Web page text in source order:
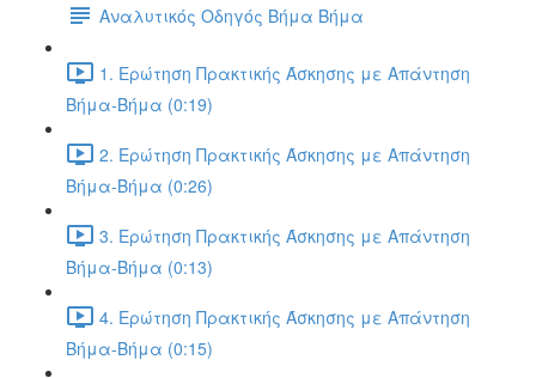
Αναλυτικός Οδηγός Βήμα Βήμα
1. Ερώτηση Πρακτικής Άσκησης με Απάντηση
Βήμα-Βήμα (0:19)
2. Ερώτηση Πρακτικής Άσκησης με Απάντηση
Βήμα-Βήμα (0:26)
3. Ερώτηση Πρακτικής Άσκησης με Απάντηση
Βήμα-Βήμα (0:13)
4. Ερώτηση Πρακτικής Άσκησης με Απάντηση
Βήμα-Βήμα (0:15)